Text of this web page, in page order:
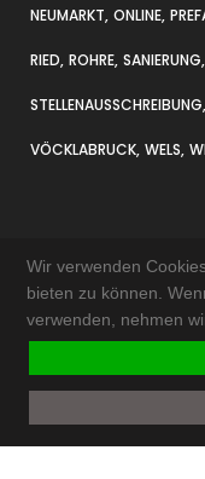
NEUMARKT ONLINE
RIED ROHRE SANIERUNG
STELLENAUSSCHREIBUNG
VÖCKLABRUCK WELS
Wir verwenden
bieten zu können.
verwenden, nehmen